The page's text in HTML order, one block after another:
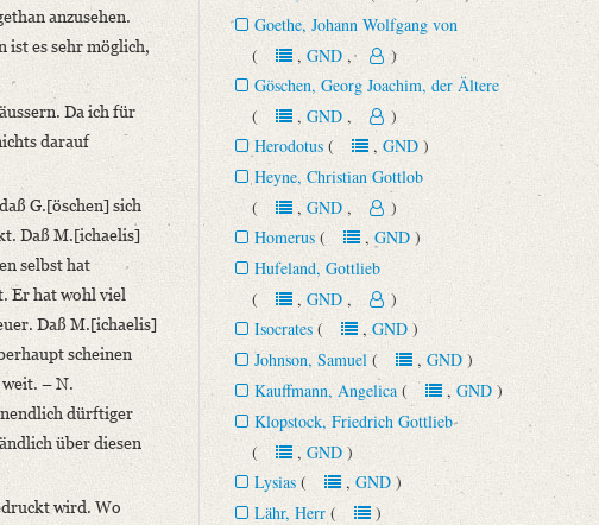
anzusehen.
ist es sehr möglich,
Da ich für
darauf
G.[öschen] sich
Daß M.[ichaelis]
selbst hat
Er hat wohl viel
Daß M.[ichaelis]
scheinen
– N.
dürftiger
über diesen
wird. Wo
Goethe, Johann Wolfgang von
(, GND, )
Göschen, Georg Joachim, der Ältere
(, GND, )
Herodotus (, GND)
Heyne, Christian Gottlob
(, GND, )
Homerus (, GND)
Hufeland, Gottlieb
(, GND, )
Isocrates (, GND)
Johnson, Samuel (, GND)
Kauffmann, Angelica (, GND)
Klopstock, Friedrich Gottlieb
(, GND)
Lysias (, GND)
Lähr, Herr ()